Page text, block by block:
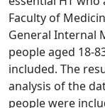
Faculty of
General Internal
people aged 18-
included. The
analysis of the
people were